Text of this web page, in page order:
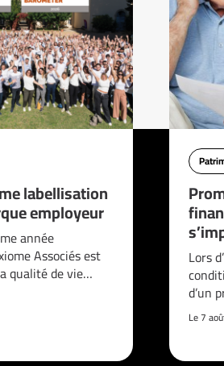
labellisation
employeur
année
Associés est
qualité de vie…
Lors
d’un
Le 7